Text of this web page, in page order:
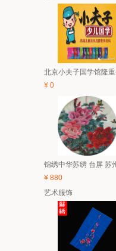
北京小夫子国学馆隆
活动开始啦！
¥ 0
锦绣中华苏绣 台屏 苏
装饰画 礼品
¥ 880
艺术服饰